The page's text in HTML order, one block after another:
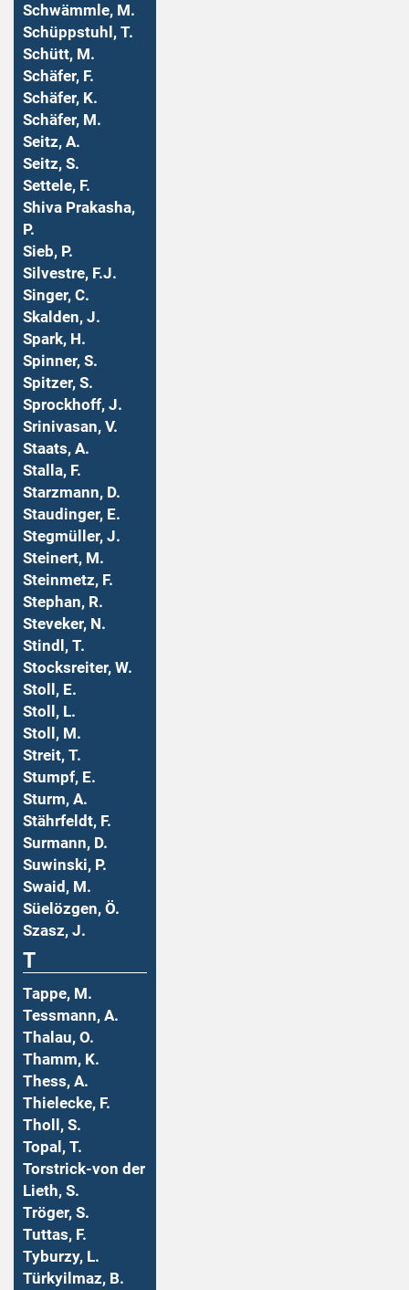
Schwämmle, M.
Schüppstuhl, T.
Schütt, M.
Schäfer, F.
Schäfer, K.
Schäfer, M.
Seitz, A.
Seitz, S.
Settele, F.
Shiva Prakasha,
P.
Sieb, P.
Silvestre, F.J.
Singer, C.
Skalden, J.
Spark, H.
Spinner, S.
Spitzer, S.
Sprockhoff, J.
Srinivasan, V.
Staats, A.
Stalla, F.
Starzmann, D.
Staudinger, E.
Stegmüller, J.
Steinert, M.
Steinmetz, F.
Stephan, R.
Steveker, N.
Stindl, T.
Stocksreiter, W.
Stoll, E.
Stoll, L.
Stoll, M.
Streit, T.
Stumpf, E.
Sturm, A.
Stährfeldt, F.
Surmann, D.
Suwinski, P.
Swaid, M.
Süelözgen, Ö.
Szasz, J.
T
Tappe, M.
Tessmann, A.
Thalau, O.
Thamm, K.
Thess, A.
Thielecke, F.
Tholl, S.
Topal, T.
Torstrick-von der
Lieth, S.
Tröger, S.
Tuttas, F.
Tyburzy, L.
Türkyilmaz, B.